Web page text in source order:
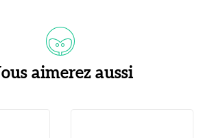
aimerez aussi